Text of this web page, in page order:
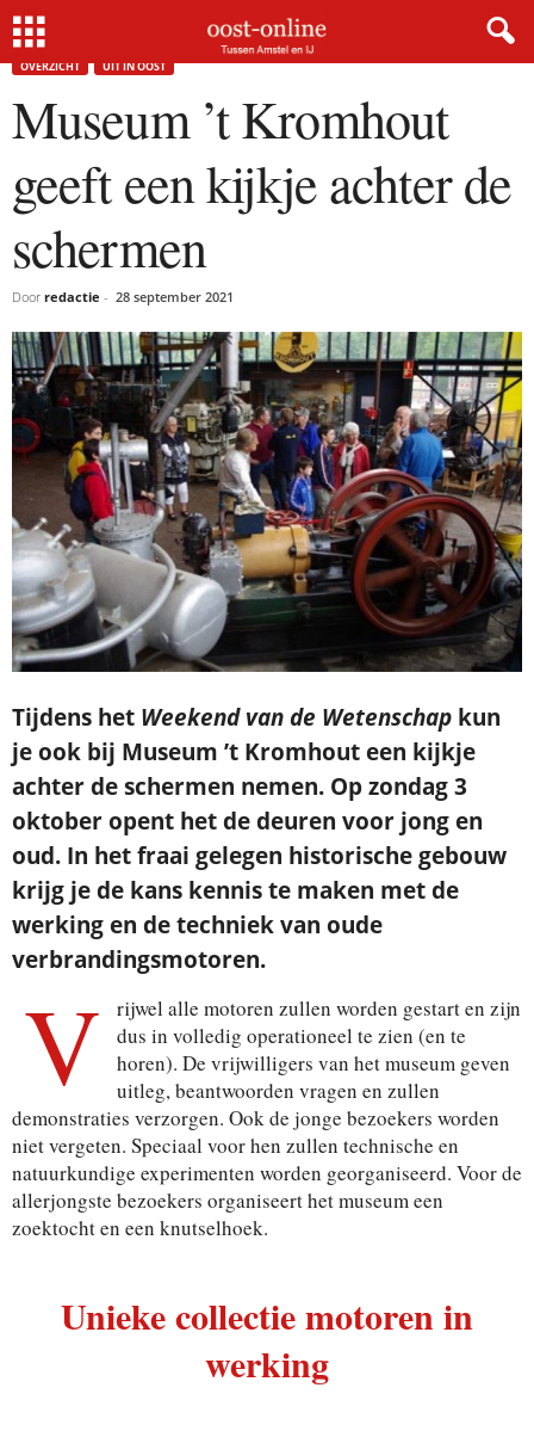
Home Museum ’t Kromhout geeft een kijkje achter de schermen
OVERZICHT UIT IN OOST
Museum ’t Kromhout
geeft een kijkje achter de
schermen
Door redactie - 28 september 2021
Tijdens het Weekend van de Wetenschap kun
je ook bij Museum ’t Kromhout een kijkje
achter de schermen nemen. Op zondag 3
oktober opent het de deuren voor jong en
oud. In het fraai gelegen historische gebouw
krijg je de kans kennis te maken met de
werking en de techniek van oude
verbrandingsmotoren.
V
rijwel alle motoren zullen worden gestart en zijn
dus in volledig operationeel te zien (en te
horen). De vrijwilligers van het museum geven
uitleg, beantwoorden vragen en zullen
demonstraties verzorgen. Ook de jonge bezoekers worden
niet vergeten. Speciaal voor hen zullen technische en
natuurkundige experimenten worden georganiseerd. Voor de
allerjongste bezoekers organiseert het museum een
zoektocht en een knutselhoek.
Unieke collectie motoren in
werking